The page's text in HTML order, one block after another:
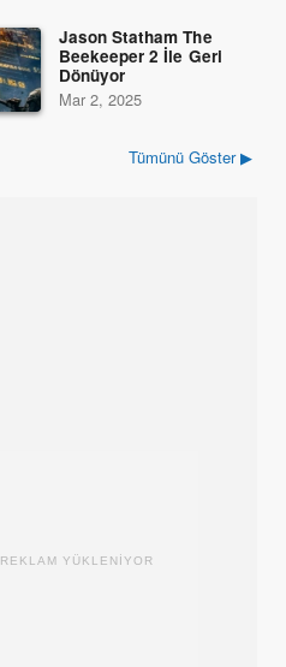
Jason Statham The
Beekeeper 2 İle Geri
Dönüyor
Mar 2, 2025
Tümünü Göster ▶
REKLAM YÜKLENİYOR